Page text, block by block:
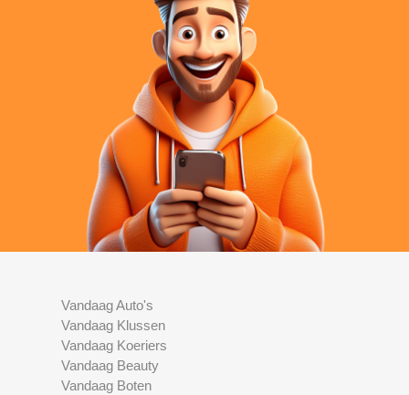
Vandaag Auto's
Vandaag Klussen
Vandaag Koeriers
Vandaag Beauty
Vandaag Boten